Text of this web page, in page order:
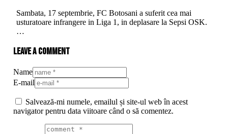
Sambata, 17 septembrie, FC Botosani a suferit cea mai
usturatoare infrangere in Liga 1, in deplasare la Sepsi OSK.
…
Leave a comment
Name
E-mail
Salvează-mi numele, emailul și site-ul web în acest
navigator pentru data viitoare când o să comentez.